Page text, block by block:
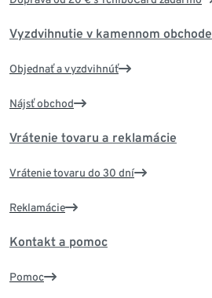
Vyzdvihnutie v kamennom obchode
Objednať a vyzdvihnúť
Nájsť obchod
Vrátenie tovaru a reklamácie
Vrátenie tovaru do 30 dní
Reklamácie
Kontakt a pomoc
Pomoc